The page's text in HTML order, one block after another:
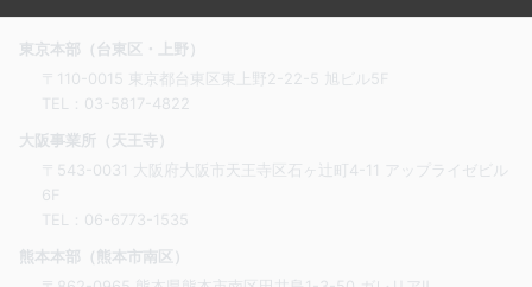
東京本部（台東区・上野）
〒110-0015 東京都台東区東上野2-22-5 旭ビル5F
TEL： 03-5817-4822
大阪事業所（天王寺）
〒543-0031 大阪府大阪市天王寺区石ヶ辻町4-11 アップライゼビル
6F
TEL： 06-6773-1535
熊本本部（熊本市南区）